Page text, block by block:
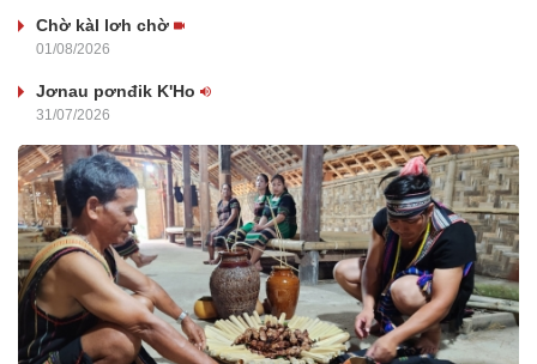
Chờ kàl lơh chờ
01/08/2026
Jơnau pơnđik K'Ho
31/07/2026